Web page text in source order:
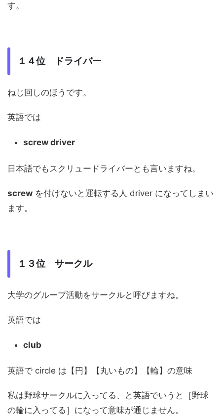
す。
１４位 ドライバー
ねじ回しのほうです。
英語では
screw driver
日本語でもスクリュードライバーとも言いますね。
screw を付けないと運転する人 driver になってしまい
ます。
１３位 サークル
大学のグループ活動をサークルと呼びますね。
英語では
club
英語で circle は【円】【丸いもの】【輪】の意味
私は野球サークルに入ってる、と英語でいうと［野球
の輪に入ってる］になって意味が通じません。